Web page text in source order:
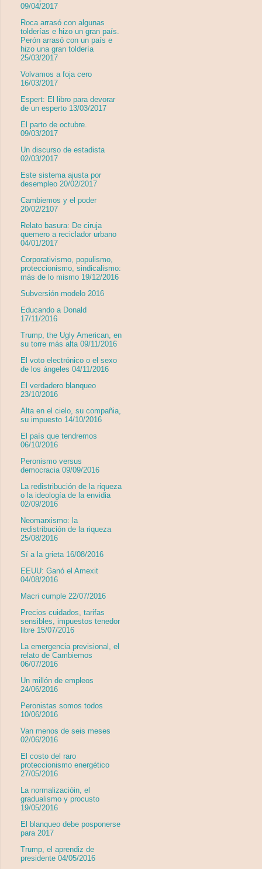
09/04/2017
Roca arrasó con algunas
tolderías e hizo un gran país.
Perón arrasó con un país e
hizo una gran toldería
25/03/2017
Volvamos a foja cero
16/03/2017
Espert: El libro para devorar
de un esperto 13/03/2017
El parto de octubre.
09/03/2017
Un discurso de estadista
02/03/2017
Este sistema ajusta por
desempleo 20/02/2017
Cambiemos y el poder
20/02/2107
Relato basura: De ciruja
quemero a reciclador urbano
04/01/2017
Corporativismo, populismo,
proteccionismo, sindicalismo:
más de lo mismo 19/12/2016
Subversión modelo 2016
Educando a Donald
17/11/2016
Trump, the Ugly American, en
su torre más alta 09/11/2016
El voto electrónico o el sexo
de los ángeles 04/11/2016
El verdadero blanqueo
23/10/2016
Alta en el cielo, su compañia,
su impuesto 14/10/2016
El país que tendremos
06/10/2016
Peronismo versus
democracia 09/09/2016
La redistribución de la riqueza
o la ideología de la envidia
02/09/2016
Neomarxismo: la
redistribución de la riqueza
25/08/2016
Sí a la grieta 16/08/2016
EEUU: Ganó el Amexit
04/08/2016
Macri cumple 22/07/2016
Precios cuidados, tarifas
sensibles, impuestos tenedor
libre 15/07/2016
La emergencia previsional, el
relato de Cambiemos
06/07/2016
Un millón de empleos
24/06/2016
Peronistas somos todos
10/06/2016
Van menos de seis meses
02/06/2016
El costo del raro
proteccionismo energético
27/05/2016
La normalizacióin, el
gradualismo y procusto
19/05/2016
El blanqueo debe posponerse
para 2017
Trump, el aprendiz de
presidente 04/05/2016